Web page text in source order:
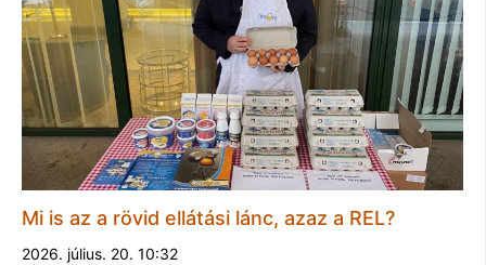
Mi is az a rövid ellátási lánc, azaz a REL?
2026. július. 20. 10:32